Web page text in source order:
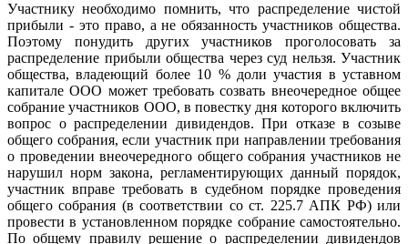
Участнику необходимо помнить, что распределение чистой
прибыли - это право, а не обязанность участников общества.
Поэтому понудить других участников проголосовать за
распределение прибыли общества через суд нельзя. Участник
общества, владеющий более 10 % доли участия в уставном
капитале ООО может требовать созвать внеочередное общее
собрание участников ООО, в повестку дня которого включить
вопрос о распределении дивидендов. При отказе в созыве
общего собрания, если участник при направлении требования
о проведении внеочередного общего собрания участников не
нарушил норм закона, регламентирующих данный порядок,
участник вправе требовать в судебном порядке проведения
общего собрания (в соответствии со ст. 225.7 АПК РФ) или
провести в установленном порядке собрание самостоятельно.
По общему правилу решение о распределении дивидендов